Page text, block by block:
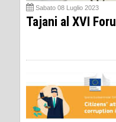
Sabato 08 Luglio 2023
Tajani al XVI